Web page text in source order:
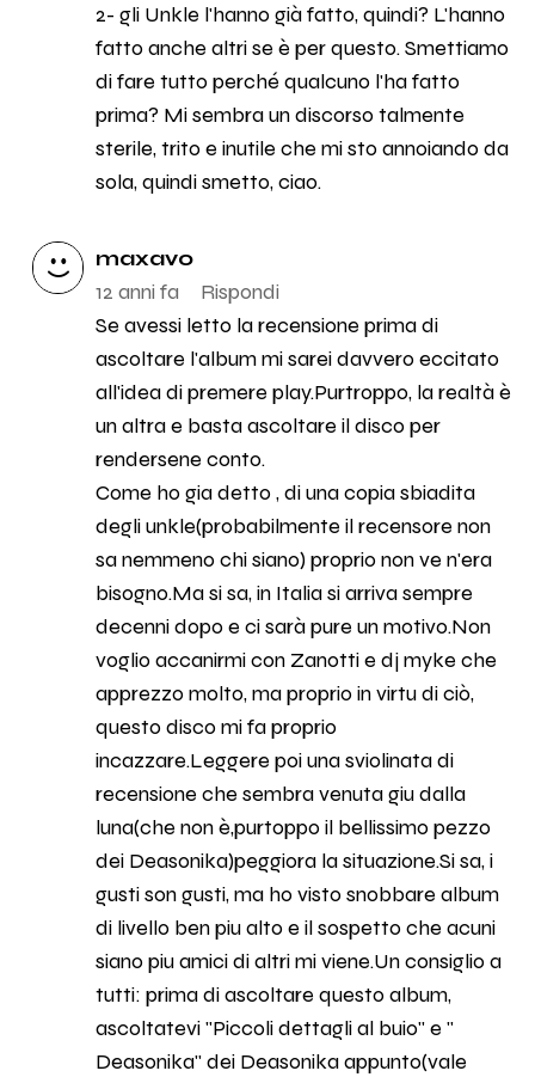
2- gli Unkle l'hanno già fatto, quindi? L'hanno
fatto anche altri se è per questo. Smettiamo
di fare tutto perché qualcuno l'ha fatto
prima? Mi sembra un discorso talmente
sterile, trito e inutile che mi sto annoiando da
sola, quindi smetto, ciao.
maxavo
12 anni fa
Rispondi
Se avessi letto la recensione prima di
ascoltare l'album mi sarei davvero eccitato
all'idea di premere play.Purtroppo, la realtà è
un altra e basta ascoltare il disco per
rendersene conto.
Come ho gia detto , di una copia sbiadita
degli unkle(probabilmente il recensore non
sa nemmeno chi siano) proprio non ve n'era
bisogno.Ma si sa, in Italia si arriva sempre
decenni dopo e ci sarà pure un motivo.Non
voglio accanirmi con Zanotti e dj myke che
apprezzo molto, ma proprio in virtu di ciò,
questo disco mi fa proprio
incazzare.Leggere poi una sviolinata di
recensione che sembra venuta giu dalla
luna(che non è,purtoppo il bellissimo pezzo
dei Deasonika)peggiora la situazione.Si sa, i
gusti son gusti, ma ho visto snobbare album
di livello ben piu alto e il sospetto che acuni
siano piu amici di altri mi viene.Un consiglio a
tutti: prima di ascoltare questo album,
ascoltatevi "Piccoli dettagli al buio" e "
Deasonika" dei Deasonika appunto(vale